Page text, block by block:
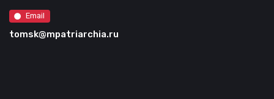
Email
tomsk@mpatriarchia.ru